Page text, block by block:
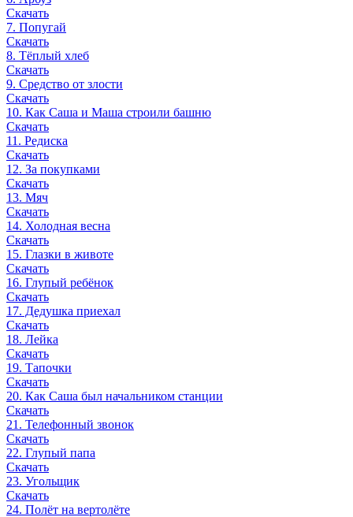
Скачать
7. Попугай
Скачать
8. Тёплый хлеб
Скачать
9. Средство от злости
Скачать
10. Как Саша и Маша строили башню
Скачать
11. Редиска
Скачать
12. За покупками
Скачать
13. Мяч
Скачать
14. Холодная весна
Скачать
15. Глазки в животе
Скачать
16. Глупый ребёнок
Скачать
17. Дедушка приехал
Скачать
18. Лейка
Скачать
19. Тапочки
Скачать
20. Как Саша был начальником станции
Скачать
21. Телефонный звонок
Скачать
22. Глупый папа
Скачать
23. Угольщик
Скачать
24. Полёт на вертолёте